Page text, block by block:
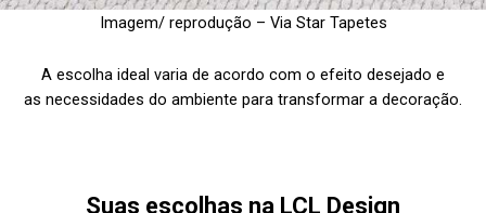
Imagem/ reprodução – Via Star Tapetes
A escolha ideal varia de acordo com o efeito desejado e
as necessidades do ambiente para transformar a decoração.
Suas escolhas na LCL Design